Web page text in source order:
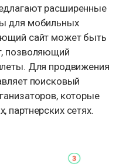
расширенные
для мобильных
сайт может быть
позволяющий
Для продвижения
поисковый
которые
партнерских сетях.